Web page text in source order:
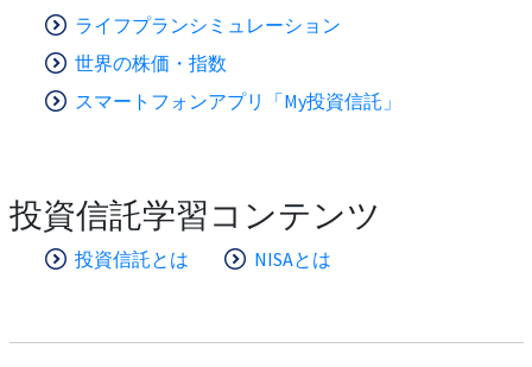
ライフプランシミュレーション
世界の株価・指数
スマートフォンアプリ「My投資信託」
投資信託学習コンテンツ
投資信託とは NISAとは